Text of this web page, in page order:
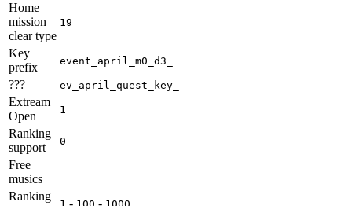
Home
mission
clear type
19
Key
prefix
event_april_m0_d3_
??? ev_april_quest_key_
Extream
Open
1
Ranking
support
0
Free
musics
Ranking
- -